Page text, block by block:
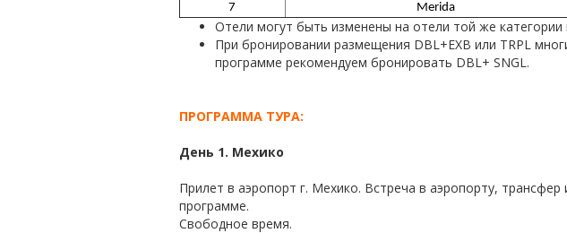
7
Merida
Отели могут быть изменены на отели той же
При бронировании размещения DBL+EXB или TRPL
программе рекомендуем бронировать DBL+ SNGL.
ПРОГРАММА ТУРА:
День 1. Мехико
Прилет в аэропорт г. Мехико. Встреча в аэропорту,
программе.
Свободное время.